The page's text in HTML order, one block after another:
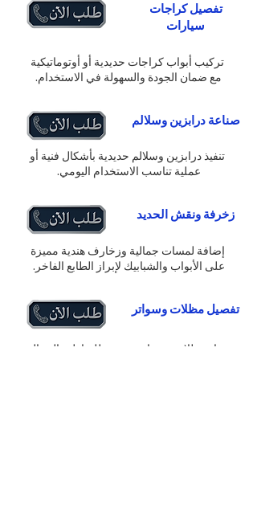
تفصيل كراجات
سيارات
تركيب أبواب كراجات حديدية أو أوتوماتيكية
مع ضمان الجودة والسهولة في الاستخدام.
صناعة درابزين وسلالم
تنفيذ درابزين وسلالم حديدية بأشكال فنية أو
عملية تناسب الاستخدام اليومي.
زخرفة ونقش الحديد
إضافة لمسات جمالية وزخارف هندية مميزة
على الأبواب والشبابيك لإبراز الطابع الفاخر.
تفصيل مظلات وسواتر
نشاء مظلات وسواتر حديدية للمنازل والمحال